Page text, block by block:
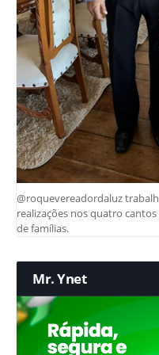
@roquevereadordaluz
realizações nos quatro
de famílias.
Mr. Ynet